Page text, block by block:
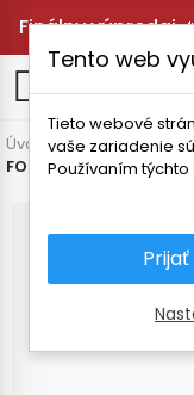
Finálny výpredaj
Úvodná stránka
FOLC TORI DETSKÝ
Tento web
Tieto webové
vaše zariadenie
Používaním